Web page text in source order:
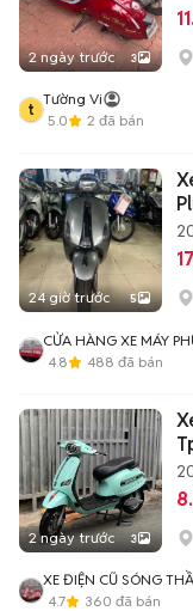
2 ngày trước 3
t
Tường Vi
5.0
2 đã bán
24 giờ trước 5
CỬA HÀNG XE MÁY
4.8
488 đã bán
2 ngày trước 3
XE ĐIỆN CŨ SÓNG
4.7
360 đã bán